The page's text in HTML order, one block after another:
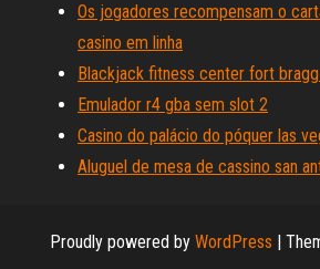
Os jogadores recompensam o
casino em linha
Blackjack fitness center fort
Emulador r4 gba sem slot 2
Casino do palácio do póquer las
Aluguel de mesa de cassino san
Proudly powered by WordPress |